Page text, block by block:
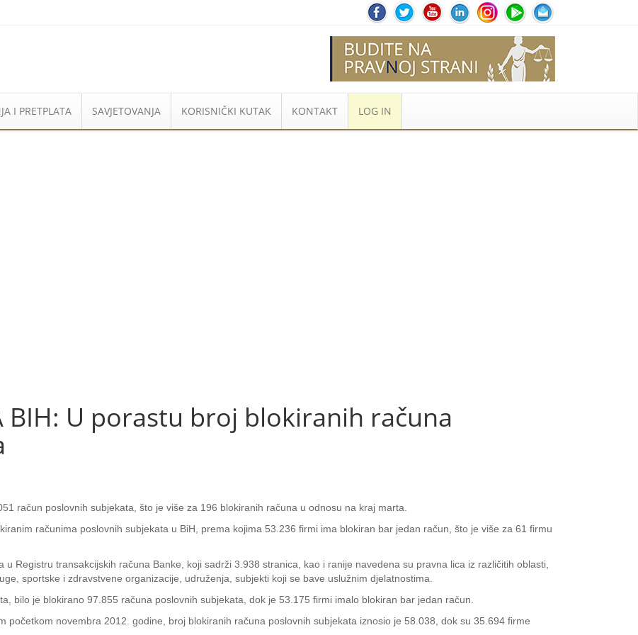
I PRETPLATA SAVJETOVANJA KORISNIČKI KUTAK KONTAKT LOG IN
BIH: U porastu broj blokiranih računa
račun poslovnih subjekata, što je više za 196 blokiranih računa u odnosu na kraj marta.
računima poslovnih subjekata u BiH, prema kojima 53.236 firmi ima blokiran bar jedan račun, što je više za 61 firmu
Registru transakcijskih računa Banke, koji sadrži 3.938 stranica, kao i ranije navedena su pravna lica iz različitih oblasti,
sportske i zdravstvene organizacije, udruženja, subjekti koji se bave uslužnim djelatnostima.
bilo je blokirano 97.855 računa poslovnih subjekata, dok je 53.175 firmi imalo blokiran bar jedan račun.
početkom novembra 2012. godine, broj blokiranih računa poslovnih subjekata iznosio je 58.038, dok su 35.694 firme